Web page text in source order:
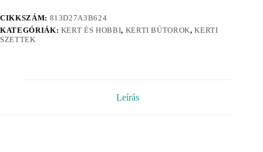
CIKKSZÁM: 813D27A3B624
KATEGÓRIÁK: KERT ÉS HOBBI, KERTI BÚTOROK,KERTI
SZETTEK
Leírás